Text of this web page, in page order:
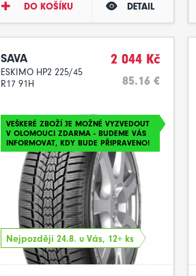
DO KOŠÍKU DETAIL
SAVA
ESKIMO HP2 225/45
R17 91H
2 044 Kč
85.16 €
VEŠKERÉ ZBOŽÍ JE MOŽNÉ VYZVEDOUT
V OLOMOUCI ZDARMA - BUDEME VÁS
INFORMOVAT, KDY BUDE PŘIPRAVENO!
Nejpozději 24.8. u Vás, 12+ ks